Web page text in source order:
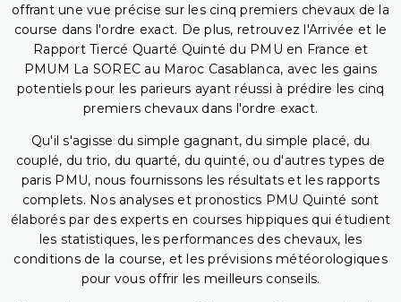
offrant une vue précise sur les cinq premiers chevaux de la
course dans l'ordre exact. De plus, retrouvez l'Arrivée et le
Rapport Tiercé Quarté Quinté du PMU en France et
PMUM La SOREC au Maroc Casablanca, avec les gains
potentiels pour les parieurs ayant réussi à prédire les cinq
premiers chevaux dans l'ordre exact.
Qu'il s'agisse du simple gagnant, du simple placé, du
couplé, du trio, du quarté, du quinté, ou d'autres types de
paris PMU, nous fournissons les résultats et les rapports
complets. Nos analyses et pronostics PMU Quinté sont
élaborés par des experts en courses hippiques qui étudient
les statistiques, les performances des chevaux, les
conditions de la course, et les prévisions météorologiques
pour vous offrir les meilleurs conseils.